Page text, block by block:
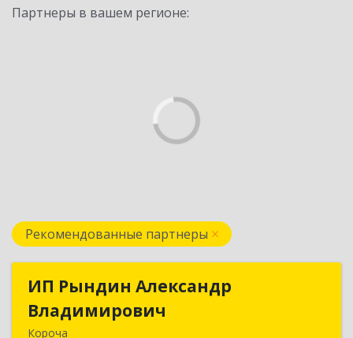
Партнеры в вашем регионе:
Рекомендованные партнеры
ИП Рындин Александр
Владимирович
Короча
ИП Рындин Александр